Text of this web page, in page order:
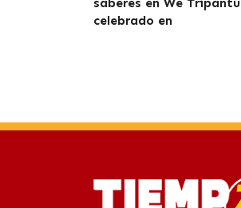
celebrado en